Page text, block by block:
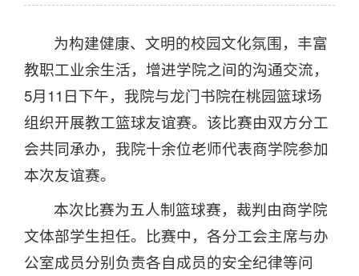
为构建健康、文明的校园文化氛围，丰富
教职工业余生活，增进学院之间的沟通交流，
5月11日下午，我院与龙门书院在桃园篮球场
组织开展教工篮球友谊赛。该比赛由双方分工
会共同承办，我院十余位老师代表商学院参加
本次友谊赛。
本次比赛为五人制篮球赛，裁判由商学院
文体部学生担任。比赛中，各分工会主席与办
公室成员分别负责各自成员的安全纪律等问